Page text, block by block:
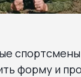
спортсмены
форму и